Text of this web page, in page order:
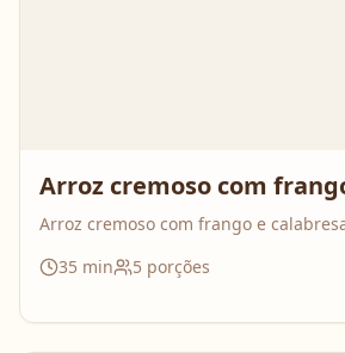
Arroz cremoso com
Arroz cremoso com frango e
35 min 5 porções